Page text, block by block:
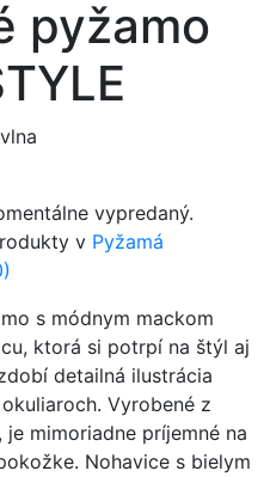
pyžamo
vypredaný.
v Pyžamá
s módnym mackom
ktorá si potrpí na štýl aj
detailná ilustrácia
Vyrobené z
mimoriadne príjemné na
Nohavice s bielym